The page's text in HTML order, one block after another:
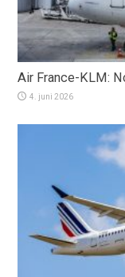
Air France-KLM:
4. juni 2026